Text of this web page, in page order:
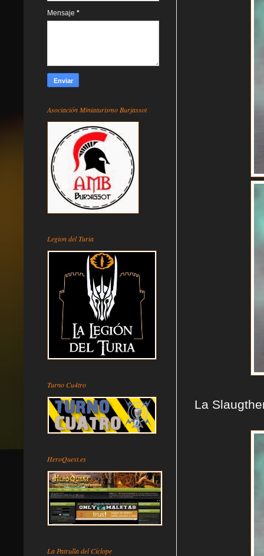
La
Mensaje *
Asociación Miniaturismo Burjassot
Legion del Turia
Turno Cu4tro
HeroQuest.es
La Patrulla del Cíclope